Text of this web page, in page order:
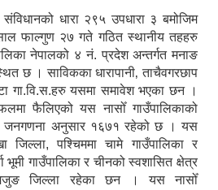
धारा २९५ उपधारा ३ बमोजिम
फाल्गुण २७ गते गठित स्थानीय तहहरु
नेपालको ४ नं. प्रदेश अन्तर्गत मनाङ
छ । साविकका धारापानी‚ ताचैवगरछाप
गा.वि.स.हरु यसमा समावेश भएका छन ।
फैलिएको यस नासोँ गाउँपालिकाको
जनगणना अनुसार १६७१ रहेको छ । यस
जिल्ला, पश्चिममा चामे गाउँपालिका र
भूमी गाउँपालिका र चीनको स्वशासित क्षेत्र
जिल्ला रहेका छन । यस नासोँ